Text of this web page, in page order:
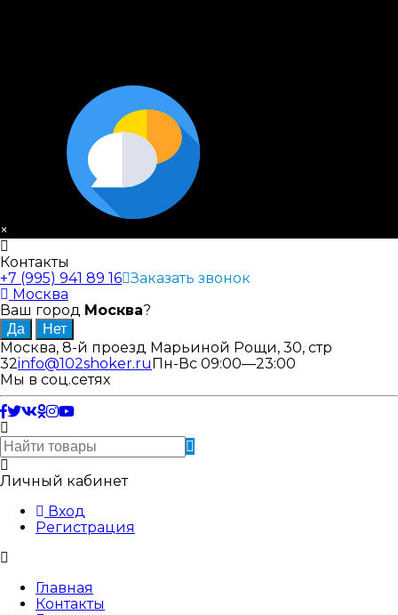
×
Контакты
+7 (995) 941 89 16 Заказать звонок
Москва
Ваш город Москва?
Москва, 8-й проезд Марьиной Рощи, 30, стр
32info@102shoker.ru Пн-Вс 09:00—23:00
Мы в соц.сетях
Личный кабинет
Вход
Регистрация
Главная
Контакты